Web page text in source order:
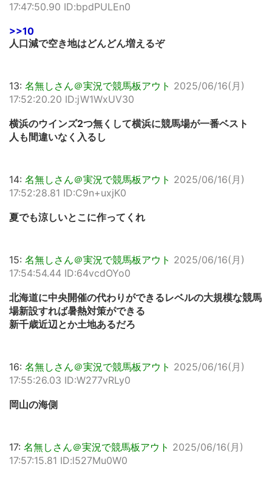
17:47:50.90 ID:bpdPULEn0
>>10
人口減で空き地はどんどん増えるぞ
13: 名無しさん＠実況で競馬板アウト 2025/06/16(月)
17:52:20.20 ID:jW1WxUV30
横浜のウインズ2つ無くして横浜に競馬場が一番ベスト
人も間違いなく入るし
14: 名無しさん＠実況で競馬板アウト 2025/06/16(月)
17:52:28.81 ID:C9n+uxjK0
夏でも涼しいとこに作ってくれ
15: 名無しさん＠実況で競馬板アウト 2025/06/16(月)
17:54:54.44 ID:64vcdOYo0
北海道に中央開催の代わりができるレベルの大規模な競馬
場新設すれば暑熱対策ができる
新千歳近辺とか土地あるだろ
16: 名無しさん＠実況で競馬板アウト 2025/06/16(月)
17:55:26.03 ID:W277vRLy0
岡山の海側
17: 名無しさん＠実況で競馬板アウト 2025/06/16(月)
17:57:15.81 ID:l527Mu0W0